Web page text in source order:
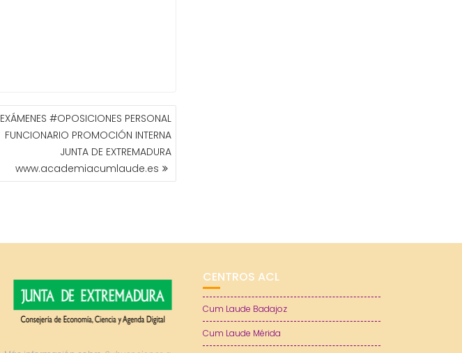
EXÁMENES #OPOSICIONES PERSONAL
FUNCIONARIO PROMOCIÓN INTERNA
JUNTA DE EXTREMADURA
www.academiacumlaude.es
CENTROS ACL
Cum Laude Badajoz
Cum Laude Mérida